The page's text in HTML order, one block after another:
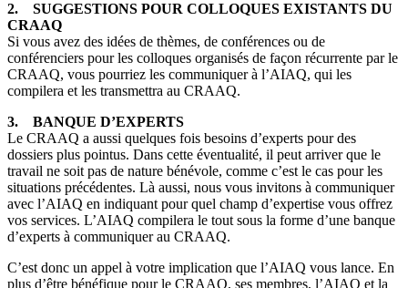
2. SUGGESTIONS POUR COLLOQUES EXISTANTS DU
CRAAQ
Si vous avez des idées de thèmes, de conférences ou de
conférenciers pour les colloques organisés de façon récurrente par le
CRAAQ, vous pourriez les communiquer à l’AIAQ, qui les
compilera et les transmettra au CRAAQ.
3. BANQUE D’EXPERTS
Le CRAAQ a aussi quelques fois besoins d’experts pour des
dossiers plus pointus. Dans cette éventualité, il peut arriver que le
travail ne soit pas de nature bénévole, comme c’est le cas pour les
situations précédentes. Là aussi, nous vous invitons à communiquer
avec l’AIAQ en indiquant pour quel champ d’expertise vous offrez
vos services. L’AIAQ compilera le tout sous la forme d’une banque
d’experts à communiquer au CRAAQ.
C’est donc un appel à votre implication que l’AIAQ vous lance. En
plus d’être bénéfique pour le CRAAQ, ses membres, l’AIAQ et la